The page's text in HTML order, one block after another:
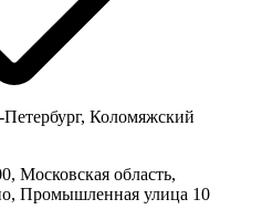
Коломяжский
Московская область,
Промышленная улица 10